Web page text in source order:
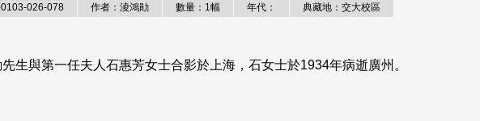
026-078 作者：淩鴻勛 數量：1幅 年代： 典藏地：交大校區
生與第一任夫人石惠芳女士合影於上海，石女士於1934年病逝廣州。